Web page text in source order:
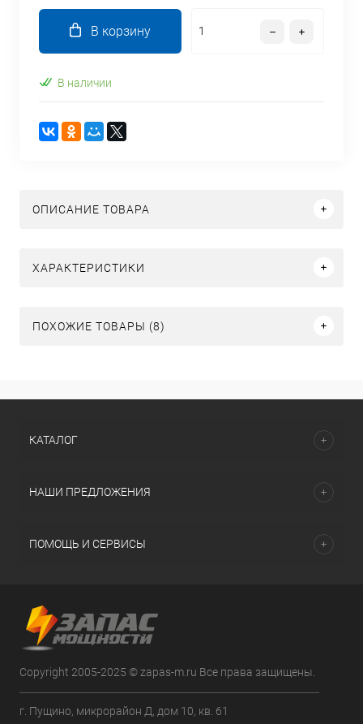
В корзину
В наличии
ОПИСАНИЕ ТОВАРА
ХАРАКТЕРИСТИКИ
ПОХОЖИЕ ТОВАРЫ (8)
КАТАЛОГ
НАШИ ПРЕДЛОЖЕНИЯ
ПОМОЩЬ И СЕРВИСЫ
Copyright 2005-2025 © zapas-m.ru Все права защищены.
г. Пущино, микрорайон Д, дом 10, кв. 61